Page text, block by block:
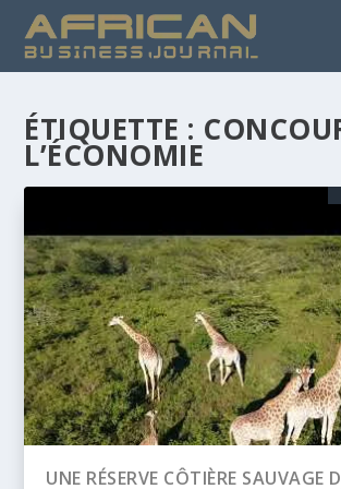
ÉTIQUETTE :
L’ÉCONOMIE
BANQUE AFRICAINE DE